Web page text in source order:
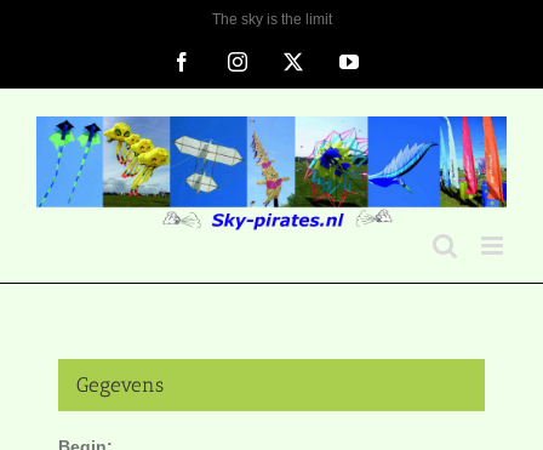
The sky is the limit
FacebookInstagram YouTube
Gegevens
Begin: